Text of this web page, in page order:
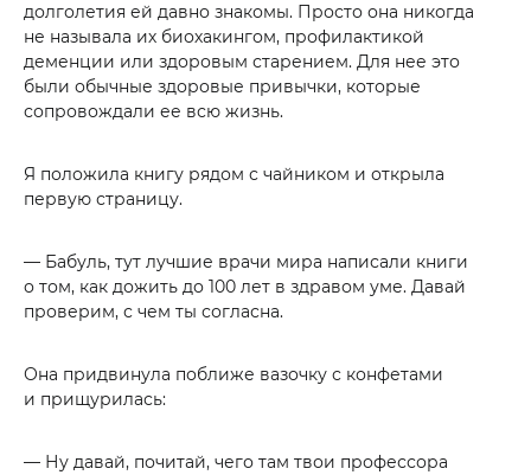
долголетия ей давно знакомы. Просто она никогда
не называла их биохакингом, профилактикой
деменции или здоровым старением. Для нее это
были обычные здоровые привычки, которые
сопровождали ее всю жизнь.
Я положила книгу рядом с чайником и открыла
первую страницу.
— Бабуль, тут лучшие врачи мира написали книги
о том, как дожить до 100 лет в здравом уме. Давай
проверим, с чем ты согласна.
Она придвинула поближе вазочку с конфетами
и прищурилась:
— Ну давай, почитай, чего там твои профессора